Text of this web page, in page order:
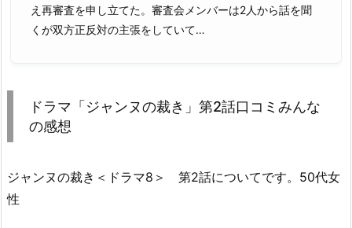
え再審査を申し立てた。審査会メンバーは2人から話を聞
くが双方正反対の主張をしていて…
ドラマ「ジャンヌの裁き」第2話口コミみんな
の感想
ジャンヌの裁き＜ドラマ8＞ 第2話についてです。50代女
性